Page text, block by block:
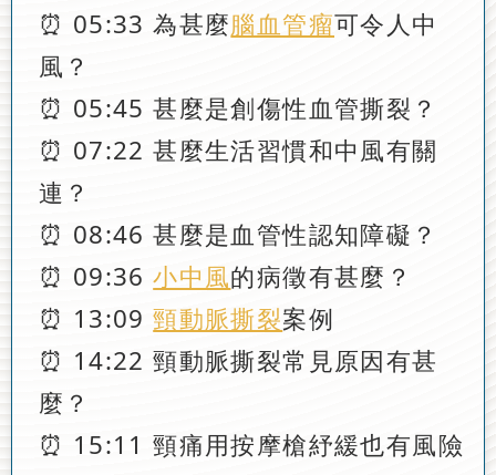
⏰ 05:33 為甚麼腦血管瘤可令人中
風？
⏰ 05:45 甚麼是創傷性血管撕裂？
⏰ 07:22 甚麼生活習慣和中風有關
連？
⏰ 08:46 甚麼是血管性認知障礙？
⏰ 09:36小中風的病徵有甚麼？
⏰ 13:09頸動脈撕裂案例
⏰ 14:22 頸動脈撕裂常見原因有甚
麼？
⏰ 15:11 頸痛用按摩槍紓緩也有風險